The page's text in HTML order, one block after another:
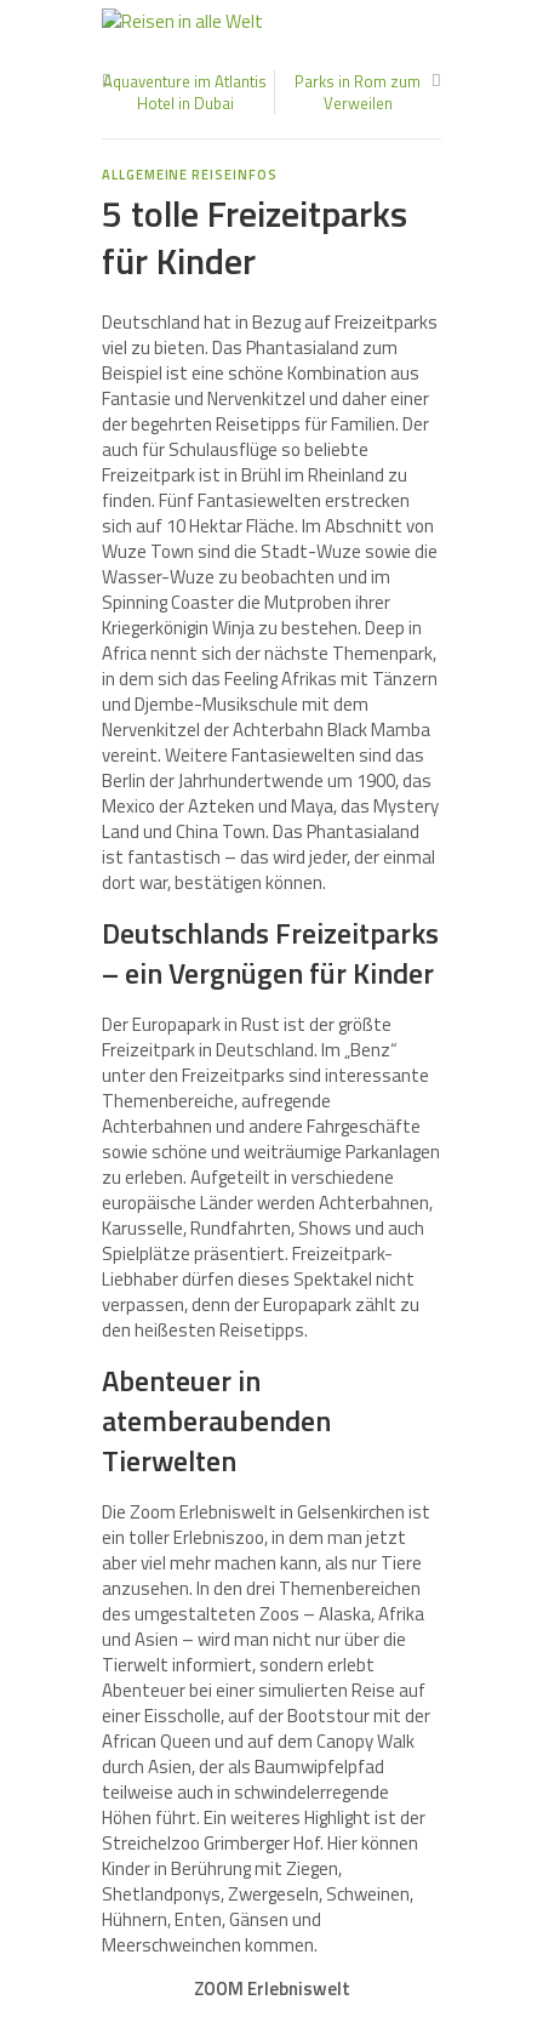
Aquaventure im Atlantis
Hotel in Dubai
Parks in Rom zum
Verweilen
ALLGEMEINE REISEINFOS
5 tolle Freizeitparks
für Kinder
Deutschland hat in Bezug auf Freizeitparks
viel zu bieten. Das Phantasialand zum
Beispiel ist eine schöne Kombination aus
Fantasie und Nervenkitzel und daher einer
der begehrten Reisetipps für Familien. Der
auch für Schulausflüge so beliebte
Freizeitpark ist in Brühl im Rheinland zu
finden. Fünf Fantasiewelten erstrecken
sich auf 10 Hektar Fläche. Im Abschnitt von
Wuze Town sind die Stadt-Wuze sowie die
Wasser-Wuze zu beobachten und im
Spinning Coaster die Mutproben ihrer
Kriegerkönigin Winja zu bestehen. Deep in
Africa nennt sich der nächste Themenpark,
in dem sich das Feeling Afrikas mit Tänzern
und Djembe-Musikschule mit dem
Nervenkitzel der Achterbahn Black Mamba
vereint. Weitere Fantasiewelten sind das
Berlin der Jahrhundertwende um 1900, das
Mexico der Azteken und Maya, das Mystery
Land und China Town. Das Phantasialand
ist fantastisch – das wird jeder, der einmal
dort war, bestätigen können.
Deutschlands Freizeitparks
– ein Vergnügen für Kinder
Der Europapark in Rust ist der größte
Freizeitpark in Deutschland. Im „Benz“
unter den Freizeitparks sind interessante
Themenbereiche, aufregende
Achterbahnen und andere Fahrgeschäfte
sowie schöne und weiträumige Parkanlagen
zu erleben. Aufgeteilt in verschiedene
europäische Länder werden Achterbahnen,
Karusselle, Rundfahrten, Shows und auch
Spielplätze präsentiert. Freizeitpark-
Liebhaber dürfen dieses Spektakel nicht
verpassen, denn der Europapark zählt zu
den heißesten Reisetipps.
Abenteuer in
atemberaubenden
Tierwelten
Die Zoom Erlebniswelt in Gelsenkirchen ist
ein toller Erlebniszoo, in dem man jetzt
aber viel mehr machen kann, als nur Tiere
anzusehen. In den drei Themenbereichen
des umgestalteten Zoos – Alaska, Afrika
und Asien – wird man nicht nur über die
Tierwelt informiert, sondern erlebt
Abenteuer bei einer simulierten Reise auf
einer Eisscholle, auf der Bootstour mit der
African Queen und auf dem Canopy Walk
durch Asien, der als Baumwipfelpfad
teilweise auch in schwindelerregende
Höhen führt. Ein weiteres Highlight ist der
Streichelzoo Grimberger Hof. Hier können
Kinder in Berührung mit Ziegen,
Shetlandponys, Zwergeseln, Schweinen,
Hühnern, Enten, Gänsen und
Meerschweinchen kommen.
ZOOM Erlebniswelt